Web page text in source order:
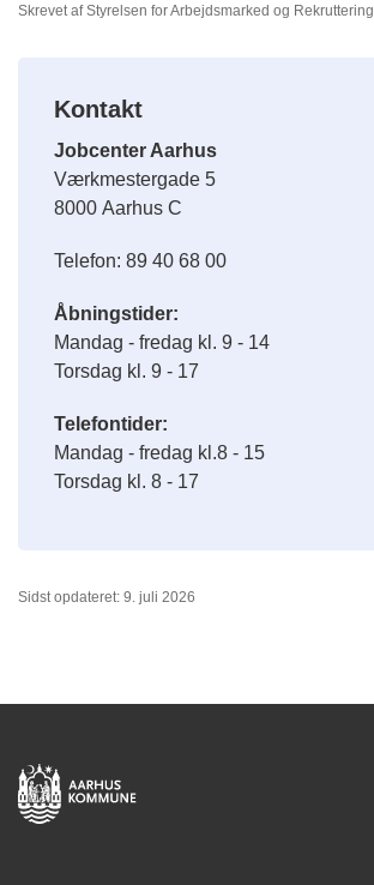
Skrevet af Styrelsen for Arbejdsmarked og Rekruttering
Kontakt
Jobcenter Aarhus
Værkmestergade 5
8000 Aarhus C
Telefon: 89 40 68 00
Åbningstider:
Mandag - fredag kl. 9 - 14
Torsdag kl. 9 - 17
Telefontider:
Mandag - fredag kl.8 - 15
Torsdag kl. 8 - 17
Sidst opdateret: 9. juli 2026